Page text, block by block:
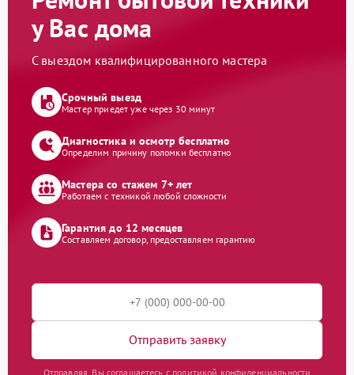
у Вас дома
С выездом квалифицированного мастера
Срочный выезд
Мастер приедет уже через 30 минут
Диагностика и осмотр бесплатно
Определим причину поломки бесплатно
Мастера со стажем 7+ лет
Работаем с техникой любой сложности
Гарантия до 12 месяцев
Составляем договор, предоставляем гарантию
Отправить заявку
Отправляя, Вы соглашаетесь с политикой конфиденциальности